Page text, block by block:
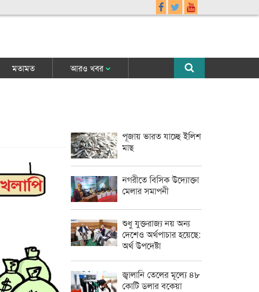
মতামত আরও খবর
পূজায় ভারত যাচ্ছে ইলিশ
মাছ
নগরীতে বিসিক উদ্যোক্তা
মেলার সমাপনী
শুধু যুক্তরাজ্য নয় অন্য
দেশেও অর্থপাচার হয়েছে:
অর্থ উপদেষ্টা
জ্বালানি তেলের মূল্যে ৪৮
কোটি ডলার বকেয়া